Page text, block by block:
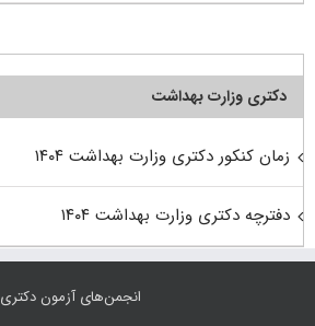
دکتری وزارت بهداشت
زمان کنکور دکتری وزارت بهداشت ۱۴۰۴
دفترچه دکتری وزارت بهداشت ۱۴۰۴
انجمن‌های آزمون دکتری